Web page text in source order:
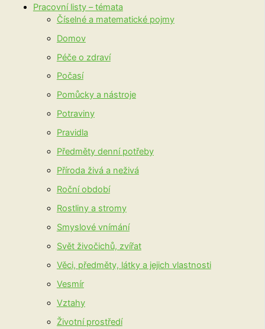
Pracovní listy – témata
Číselné a matematické pojmy
Domov
Péče o zdraví
Počasí
Pomůcky a nástroje
Potraviny
Pravidla
Předměty denní potřeby
Příroda živá a neživá
Roční období
Rostliny a stromy
Smyslové vnímání
Svět živočichů, zvířat
Věci, předměty, látky a jejich vlastnosti
Vesmír
Vztahy
Životní prostředí